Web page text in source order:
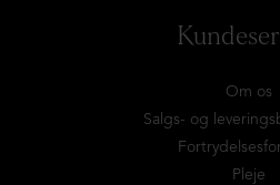
Om os
Salgs- og
Pleje